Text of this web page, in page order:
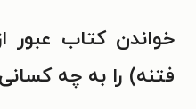
خواندن کتاب عبور
فتنه) را به چه